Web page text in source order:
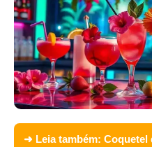
➜ Leia também: Coquetel